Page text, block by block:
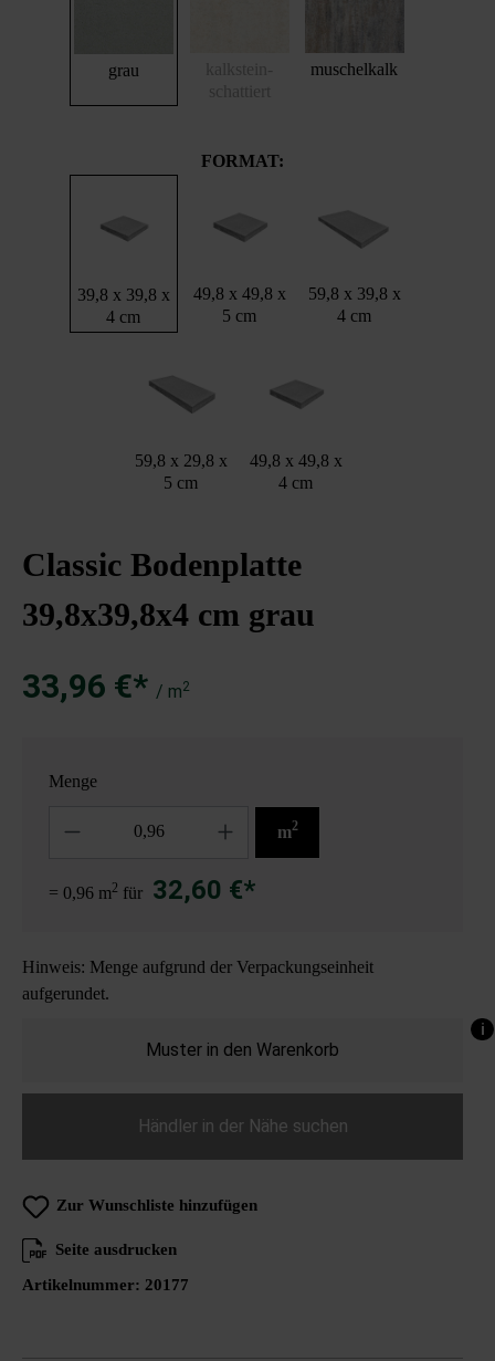
grau muschelkalk
FORMAT:
39,8 x 39,8 x
4 cm
49,8 x 49,8 x
5 cm
59,8 x 39,8 x
4 cm
59,8 x 29,8 x
5 cm
49,8 x 49,8 x
4 cm
Classic Bodenplatte
39,8x39,8x4 cm grau
33,96 €* / m2
Menge
m2
= 0,96 m2 für 32,60 €*
Hinweis: Menge aufgrund der Verpackungseinheit
aufgerundet.
Muster in den Warenkorb
i
Händler in der Nähe suchen
Zur Wunschliste hinzufügen
Seite ausdrucken
Artikelnummer: 20177